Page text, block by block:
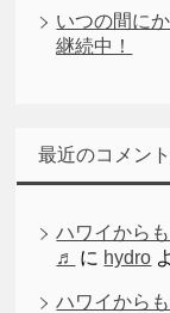
いつの間に
継続中！
最近のコメント
ハワイから
♬
に hydro
ハワイから